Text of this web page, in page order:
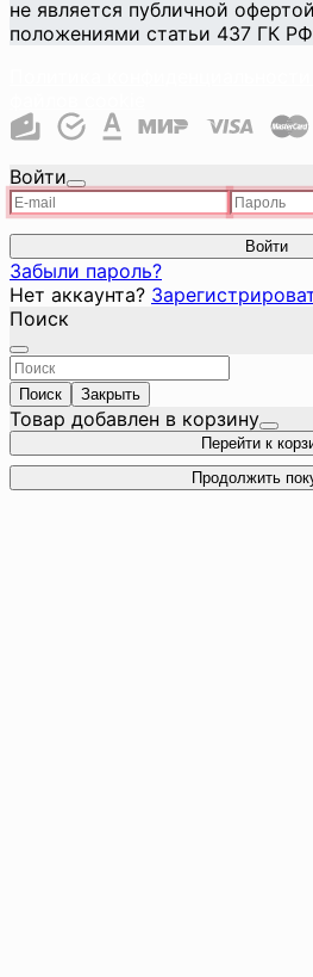
не является публичной
положениями статьи 437 ГК РФ
Войти
Войти
Забыли пароль?
Нет аккаунта?
Поиск
Поиск Закрыть
Товар добавлен в корзину
Перейти к
Продолжить